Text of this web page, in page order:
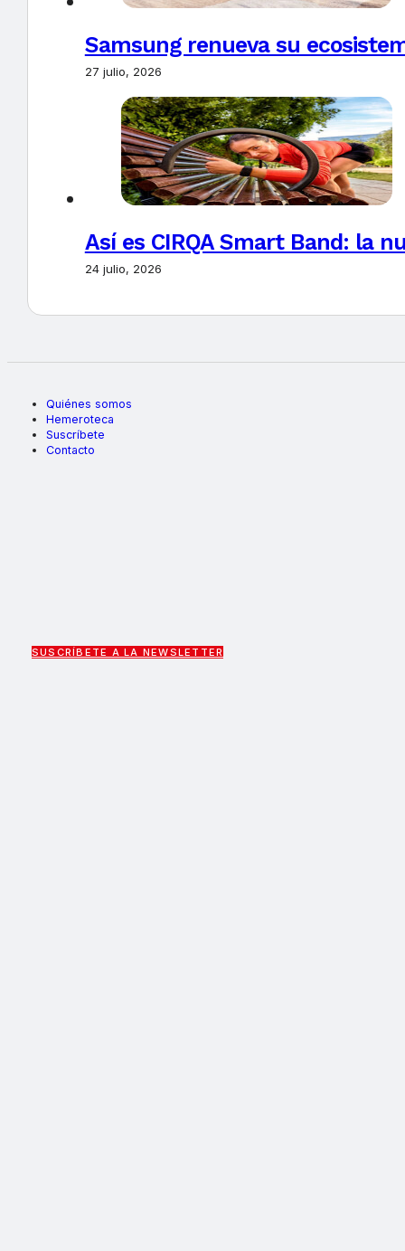
Samsung renueva su
27 julio, 2026
Así es CIRQA Smart Band: la
24 julio, 2026
Quiénes somos
Hemeroteca
Suscríbete
Contacto
SUSCRÍBETE A LA NEWSLETTER